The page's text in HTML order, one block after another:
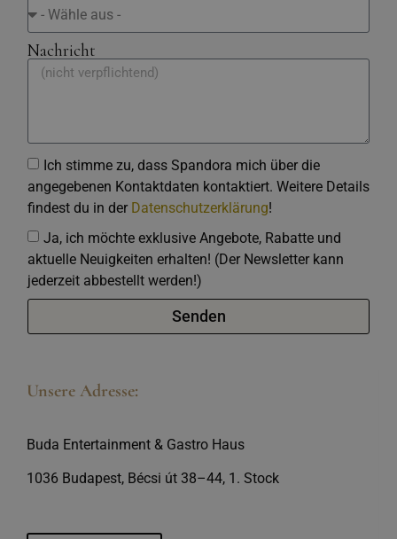
Nachricht
Ich stimme zu, dass Spandora mich über die
angegebenen Kontaktdaten kontaktiert. Weitere Details
findest du in der Datenschutzerklärung!
Ja, ich möchte exklusive Angebote, Rabatte und
aktuelle Neuigkeiten erhalten! (Der Newsletter kann
jederzeit abbestellt werden!)
Senden
Unsere Adresse:
Buda Entertainment & Gastro Haus
1036 Budapest, Bécsi út 38–44, 1. Stock